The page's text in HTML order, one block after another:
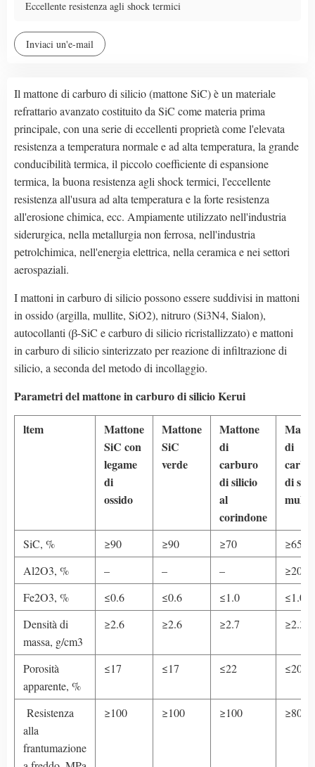
Eccellente resistenza agli shock termici
Inviaci un'e-mail
Il mattone di carburo di silicio (mattone SiC) è un materiale
refrattario avanzato costituito da SiC come materia prima
principale, con una serie di eccellenti proprietà come l'elevata
resistenza a temperatura normale e ad alta temperatura, la grande
conducibilità termica, il piccolo coefficiente di espansione
termica, la buona resistenza agli shock termici, l'eccellente
resistenza all'usura ad alta temperatura e la forte resistenza
all'erosione chimica, ecc. Ampiamente utilizzato nell'industria
siderurgica, nella metallurgia non ferrosa, nell'industria
petrolchimica, nell'energia elettrica, nella ceramica e nei settori
aerospaziali.
I mattoni in carburo di silicio possono essere suddivisi in mattoni
in ossido (argilla, mullite, SiO2), nitruro (Si3N4, Sialon),
autocollanti (β-SiC e carburo di silicio ricristallizzato) e mattoni
in carburo di silicio sinterizzato per reazione di infiltrazione di
silicio, a seconda del metodo di incollaggio.
Parametri del mattone in carburo di silicio Kerui
ltem
Mattone
SiC con
legame
di
ossido
Mattone
SiC
verde
Mattone
di
carburo
di silicio
al
corindone
di
di
SiC, % ≥90 ≥90 ≥70
≥65
Al2O3, %
– – –
≥20
Fe2O3, %
≤0.6 ≤0.6 ≤1.0
≤1.0
Densità di
massa, g/cm3
≥2.6 ≥2.6 ≥2.7 ≥2.3
Porosità
apparente, %
≤17 ≤17 ≤22 ≤20
Resistenza
alla
frantumazione
≥100 ≥100 ≥100 ≥80